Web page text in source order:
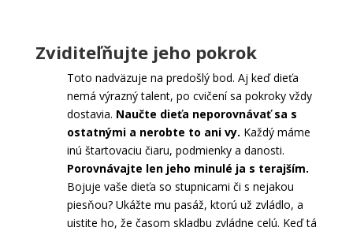
Zviditeľňujte jeho pokrok
Toto nadväzuje na predošlý bod. Aj keď dieťa
nemá výrazný talent, po cvičení sa pokroky vždy
dostavia. Naučte dieťa neporovnávať sa s
ostatnými a nerobte to ani vy. Každý máme
inú štartovaciu čiaru, podmienky a danosti.
Porovnávajte len jeho minulé ja s terajším.
Bojuje vaše dieťa so stupnicami či s nejakou
piesňou? Ukážte mu pasáž, ktorú už zvládlo, a
uistite ho, že časom skladbu zvládne celú. Keď tá